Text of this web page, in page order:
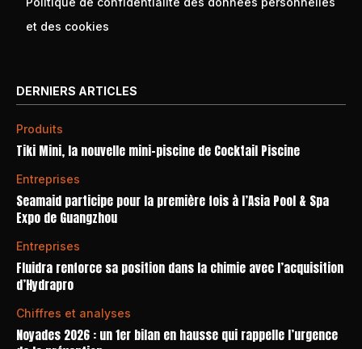
et des cookies
DERNIERS ARTICLES
Produits
Tiki Mini, la nouvelle mini-piscine de Cocktail Piscine
Entreprises
Seamaid participe pour la première fois à l’Asia Pool & Spa
Expo de Guangzhou
Entreprises
Fluidra renforce sa position dans la chimie avec l’acquisition
d’Hydrapro
Chiffres et analyses
Noyades 2026 : un 1er bilan en hausse qui rappelle l’urgence